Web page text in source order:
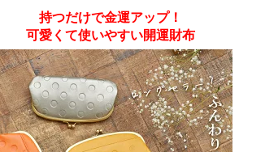
持つだけで金運アップ！
可愛くて使いやすい開運財布